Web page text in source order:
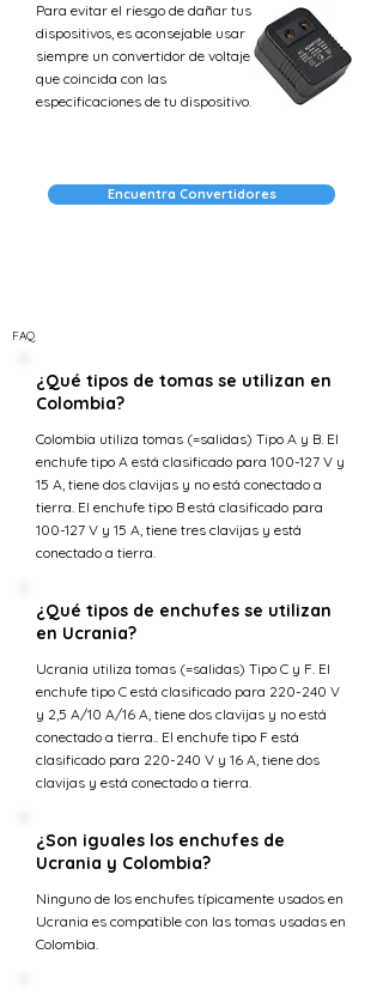
Para evitar el riesgo de dañar tus
dispositivos, es aconsejable usar
siempre un convertidor de voltaje
que coincida con las
especificaciones de tu dispositivo.
Encuentra Convertidores
FAQ
¿Qué tipos de tomas se utilizan en
Colombia?
Colombia utiliza tomas (=salidas) Tipo A y B. El
enchufe tipo A está clasificado para 100-127 V y
15 A, tiene dos clavijas y no está conectado a
tierra. El enchufe tipo B está clasificado para
100-127 V y 15 A, tiene tres clavijas y está
conectado a tierra.
¿Qué tipos de enchufes se utilizan
en Ucrania?
Ucrania utiliza tomas (=salidas) Tipo C y F. El
enchufe tipo C está clasificado para 220-240 V
y 2,5 A/10 A/16 A, tiene dos clavijas y no está
conectado a tierra.. El enchufe tipo F está
clasificado para 220-240 V y 16 A, tiene dos
clavijas y está conectado a tierra.
¿Son iguales los enchufes de
Ucrania y Colombia?
Ninguno de los enchufes típicamente usados en
Ucrania es compatible con las tomas usadas en
Colombia.